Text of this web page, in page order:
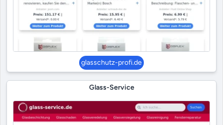
glasschutz-profi.de
Glass-Service